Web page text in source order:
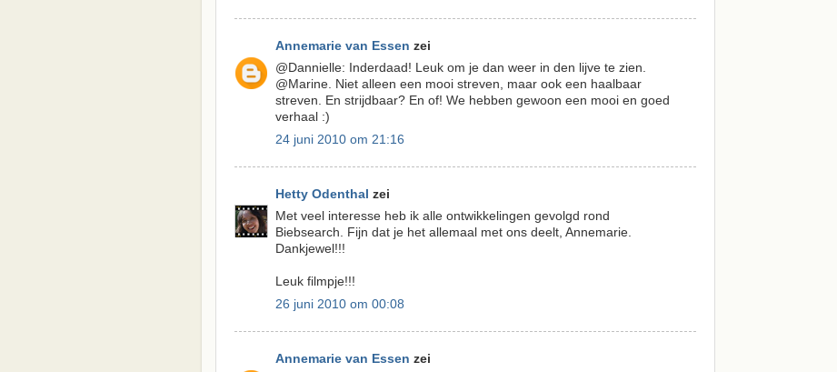
Annemarie van Essen zei
@Dannielle: Inderdaad! Leuk om je dan weer in den lijve te zien.
@Marine. Niet alleen een mooi streven, maar ook een haalbaar
streven. En strijdbaar? En of! We hebben gewoon een mooi en goed
verhaal :)
24 juni 2010 om 21:16
Hetty Odenthal zei
Met veel interesse heb ik alle ontwikkelingen gevolgd rond
Biebsearch. Fijn dat je het allemaal met ons deelt, Annemarie.
Dankjewel!!!
Leuk filmpje!!!
26 juni 2010 om 00:08
Annemarie van Essen zei